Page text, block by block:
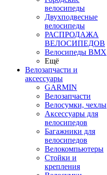
велосипеды
Двухподвесные
велосипеды
РАСПРОДАЖА
ВЕЛОСИПЕДОВ
Велосипеды BMX
Ещё
Велозапчасти и
аксессуары
GARMIN
Велозапчасти
Велосумки, чехлы
Аксессуары для
велосипедов
Багажники для
велосипедов
Велокомпьютеры
Стойки и
крепления